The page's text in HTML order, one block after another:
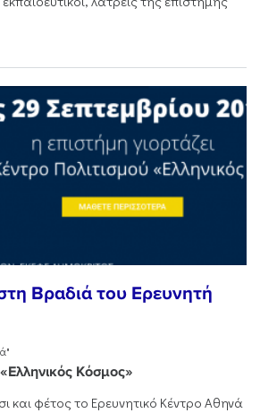
Βραδιά του Ερευνητή
Κόσμος»
και φέτος το Ερευνητικό Κέντρο Αθηνά